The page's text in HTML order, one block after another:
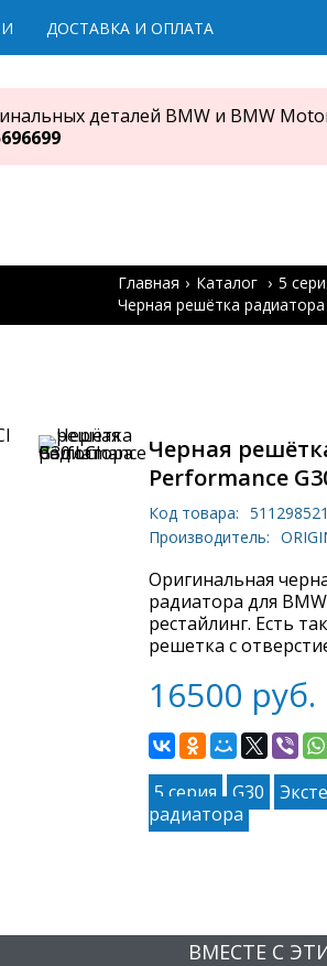
ДОСТАВКА И ОПЛАТА
деталей BMW и BMW
Главная Каталог 5
Черная решётка
Черная
Performance
Код товара:
Производитель:
Оригинальная
радиатора для
рестайлинг. Есть
решетка с
16500 руб.
5 серия G30
радиатора
ВМЕСТЕ С